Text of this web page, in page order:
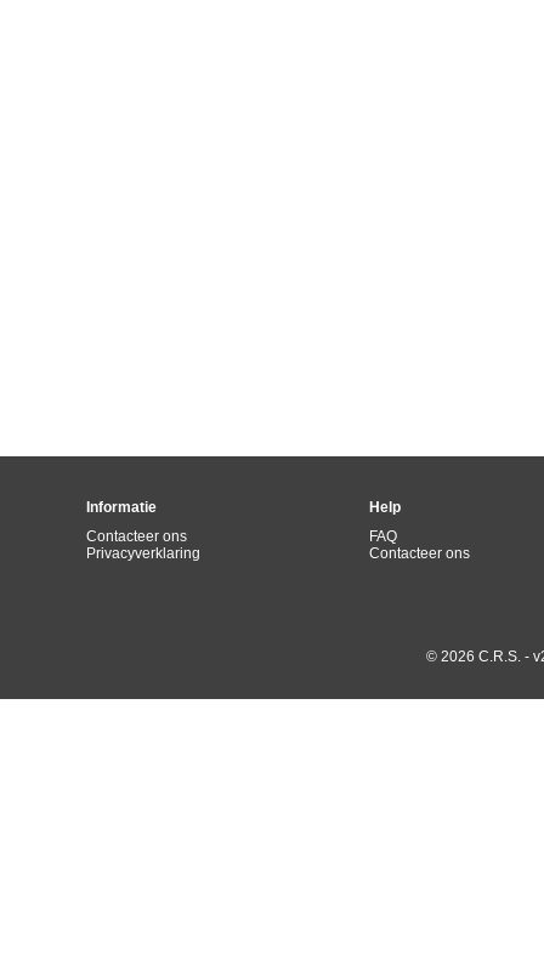
Informatie
Contacteer ons
Privacyverklaring
Help
FAQ
Contacteer ons
© 2026 C.R.S. -